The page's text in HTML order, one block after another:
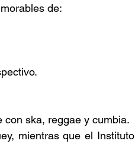
de:
con ska, reggae y cumbia.
mientras que el Instituto